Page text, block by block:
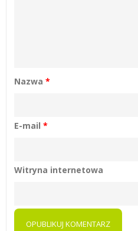
Nazwa *
E-mail *
Witryna internetowa